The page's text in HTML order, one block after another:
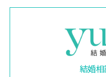
結婚